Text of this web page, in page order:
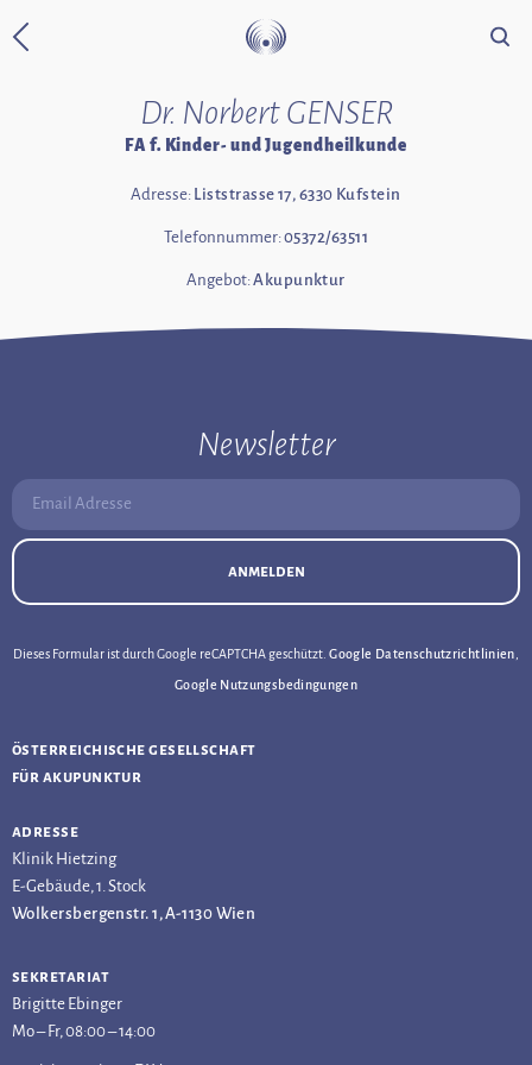
Zurück zur Startseite Suche
Dr. Norbert GENSER
FA f. Kinder- und Jugendheilkunde
Adresse: Liststrasse 17, 6330 Kufstein
Telefonnummer:05372/63511
Angebot:Akupunktur
Newsletter
Email Adresse:
anmelden
Dieses Formular ist durch Google reCAPTCHA geschützt.Google Datenschutzrichtlinien
Google Nutzungsbedingungen
österreichische gesellschaft
für akupunktur
adresse
Klinik Hietzing
E-Gebäude, 1. Stock
Wolkersbergenstr. 1, A-1130 Wien
sekretariat
Brigitte Ebinger
Mo – Fr, 08:00 – 14:00